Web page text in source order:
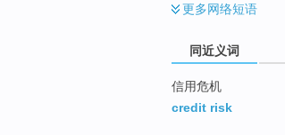
更多网络短语
同近义词
信用危机
credit risk